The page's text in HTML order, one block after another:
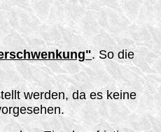
". So die
werden, da es keine